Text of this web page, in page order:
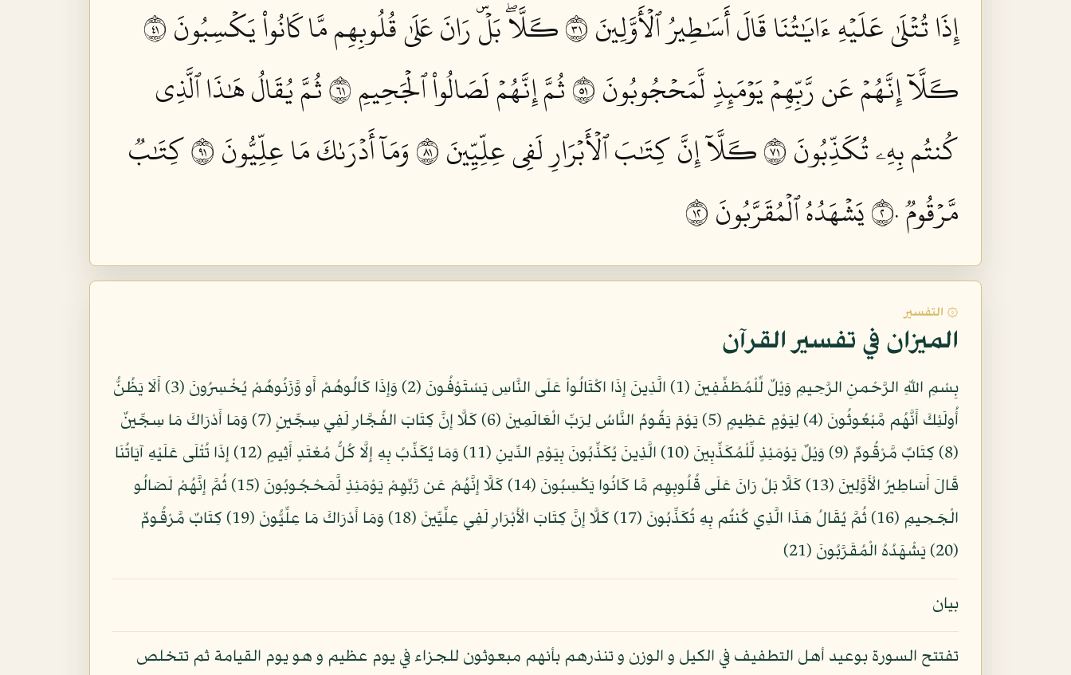
إِذَا تُتۡلَىٰ عَلَيۡهِ ءَايَٰتُنَا قَالَ أَسَٰطِيرُ ٱلۡأَوَّلِينَ ١٣
كـَلَّاۖ بَلۡۜ رَانَ عَلَىٰ قُلُوبِهِم مَّا كَانُواْ يَكۡسِبُونَ ١٤
كـَلَّآ إِنَّهُمۡ عَن رَّبِّهِمۡ يَوۡمَئِذٖ لَّمَحۡجُوبُونَ ١٥
ثُمَّ إِنَّهُمۡ لَصَالُواْ ٱلۡجَحِيمِ ١٦
ثُمَّ يُقَالُ هَٰذَا ٱلَّذِي
كُنتُم بِهِۦ تُكَذِّبُونَ ١٧
كـَلَّآ إِنَّ كِتَٰبَ ٱلۡأَبۡرَارِ لَفِي عِلِّيِّينَ ١٨ وَمَآ أَدۡرَىٰكَ مَا عِلِّيُّونَ ١٩
كِتَٰبٞ
مَّرۡقُومٞ ٢٠
يَشۡهَدُهُ ٱلۡمُقَرَّبُونَ ٢١
۞ التفسير
الميزان في تفسير القرآن
بِسْمِ اللّهِ الرَّحْمنِ الرَّحِيمِ وَيْلٌ لِّلْمُطَفِّفِينَ (1) الَّذِينَ إِذَا اكْتَالُواْ عَلَى النَّاسِ يَسْتَوْفُونَ (2) وَإِذَا كَالُوهُمْ أَو وَّزَنُوهُمْ يُخْسِرُونَ (3) أَلَا يَظُنُّ
أُولَئِكَ أَنَّهُم مَّبْعُوثُونَ (4) لِيَوْمٍ عَظِيمٍ (5) يَوْمَ يَقُومُ النَّاسُ لِرَبِّ الْعَالَمِينَ (6) كَلَّا إِنَّ كِتَابَ الفُجَّارِ لَفِي سِجِّينٍ (7) وَمَا أَدْرَاكَ مَا سِجِّينٌ
(8) كِتَابٌ مَّرْقُومٌ (9) وَيْلٌ يَوْمَئِذٍ لِّلْمُكَذِّبِينَ (10) الَّذِينَ يُكَذِّبُونَ بِيَوْمِ الدِّينِ (11) وَمَا يُكَذِّبُ بِهِ إِلَّا كُلُّ مُعْتَدٍ أَثِيمٍ (12) إِذَا تُتْلَى عَلَيْهِ آيَاتُنَا
قَالَ أَسَاطِيرُ الْأَوَّلِينَ (13) كَلَّا بَلْ رَانَ عَلَى قُلُوبِهِم مَّا كَانُوا يَكْسِبُونَ (14) كَلَّا إِنَّهُمْ عَن رَّبِّهِمْ يَوْمَئِذٍ لَّمَحْجُوبُونَ (15) ثُمَّ إِنَّهُمْ لَصَالُو
الْجَحِيمِ (16) ثُمَّ يُقَالُ هَذَا الَّذِي كُنتُم بِهِ تُكَذِّبُونَ (17) كَلَّا إِنَّ كِتَابَ الْأَبْرَارِ لَفِي عِلِّيِّينَ (18) وَمَا أَدْرَاكَ مَا عِلِّيُّونَ (19) كِتَابٌ مَّرْقُومٌ
(20) يَشْهَدُهُ الْمُقَرَّبُونَ (21)
بيان
تفتتح السورة بوعيد أهل التطفيف في الكيل و الوزن و تنذرهم بأنهم مبعوثون للجزاء في يوم عظيم و هو يوم القيامة ثم تتخلص